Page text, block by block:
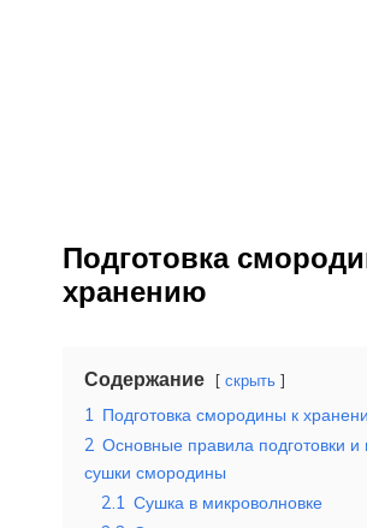
Подготовка
хранению
Содержание скрыть
1 Подготовка смородины к
2 Основные правила подготовки и
сушки смородины
2.1 Сушка в микроволновке